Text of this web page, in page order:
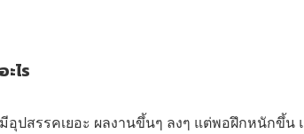
ไร
ปสรรคเยอะ ผลงานขึ้นๆ ลงๆ แต่พอฝึกหนักขึ้น